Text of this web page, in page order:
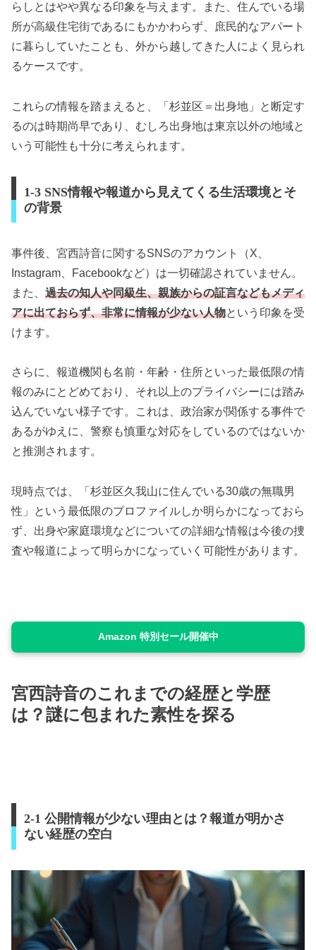
らしとはやや異なる印象を与えます。また、住んでいる場
所が高級住宅街であるにもかかわらず、庶民的なアパート
に暮らしていたことも、外から越してきた人によく見られ
るケースです。
これらの情報を踏まえると、「杉並区＝出身地」と断定す
るのは時期尚早であり、むしろ出身地は東京以外の地域と
いう可能性も十分に考えられます。
1-3 SNS情報や報道から見えてくる生活環境とそ
の背景
事件後、宮西詩音に関するSNSのアカウント（X、
Instagram、Facebookなど）は一切確認されていません。
また、 過去の知人や同級生、親族からの証言などもメディ
アに出ておらず、非常に情報が少ない人物という印象を受
けます。
さらに、報道機関も名前・年齢・住所といった最低限の情
報のみにとどめており、それ以上のプライバシーには踏み
込んでいない様子です。これは、政治家が関係する事件で
あるがゆえに、警察も慎重な対応をしているのではないか
と推測されます。
現時点では、「杉並区久我山に住んでいる30歳の無職男
性」という最低限のプロファイルしか明らかになっておら
ず、出身や家庭環境などについての詳細な情報は今後の捜
査や報道によって明らかになっていく可能性があります。
Amazon 特別セール開催中
宮西詩音のこれまでの経歴と学歴
は？謎に包まれた素性を探る
2-1 公開情報が少ない理由とは？報道が明かさ
ない経歴の空白